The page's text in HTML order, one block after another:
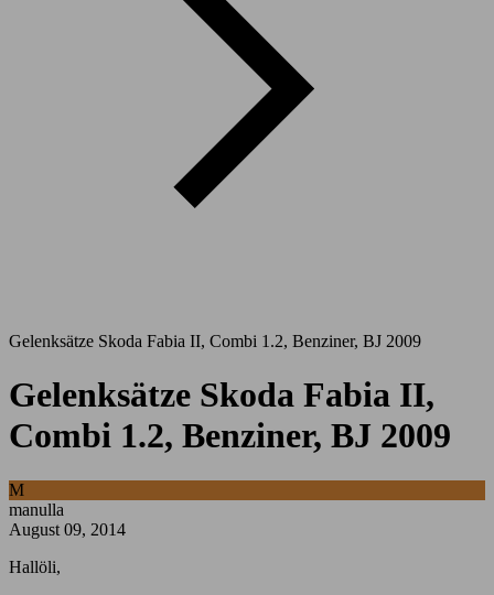
Gelenksätze Skoda Fabia II, Combi 1.2, Benziner, BJ 2009
Gelenksätze Skoda Fabia II,
Combi 1.2, Benziner, BJ 2009
M
manulla
August 09, 2014
Hallöli,